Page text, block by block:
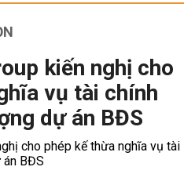
kiến nghị cho
vụ tài chính
dự án BĐS